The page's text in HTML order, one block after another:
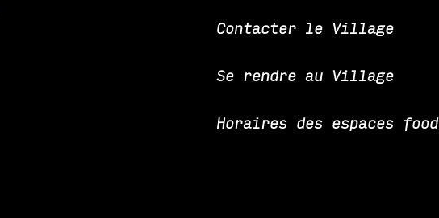
Contacter le Village
Se rendre au Village
Horaires des espaces food